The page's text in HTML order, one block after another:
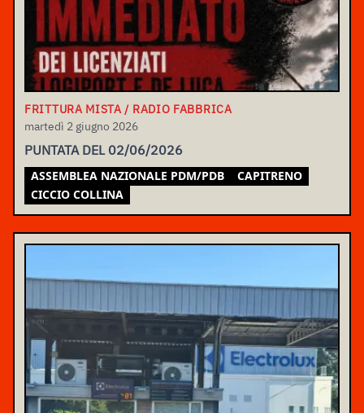
FRITTURA MISTA / RADIO FABBRICA
martedì 2 giugno 2026
PUNTATA DEL 02/06/2026
ASSEMBLEA NAZIONALE PDM/PDB
CAPITRENO
CICCIO COLLINA